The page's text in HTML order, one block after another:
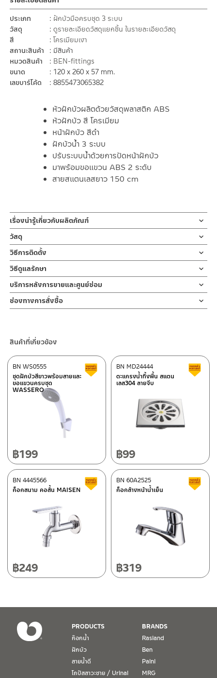
หัวฝักบัวผลิตด้วยวัสดุพลาสติก ABS
หัวฝักบัว สี โครเมียม
หน้าฝักบัว สีดำ
ฝักบัวน้ำ 3 ระบบ
ปรับระบบน้ำด้วยการปัดหน้าฝักบัว
มาพร้อมขอแขวน ABS 2 ระดับ
สายสแตนเลสยาว 150 cm
ประเภท
ฝักบัวมือครบชุด 3 ระบบ
วัสดุ
ดูรายละเอียดวัสดุแยกชิ้น ในรายละเอียดวัสดุ
สี
โครเมียมเงา
สถานะสินค้า
มีสินค้า
หมวดสินค้า
BEN-fittings
ขนาด
120 x 260 x 57 mm.
เลขบาร์โค้ด
8855473065382
เรื่องน่ารู้เกี่ยวกับผลิตภัณฑ์
ฝักบัวมือพร้อมสายและขอแขวน 3 ระบบ BN D413-D5225
สีโครเมียมทำให้ห้องน้ำสวยงาม ด้วยชุดฝักบัวมือพร้อมสายและขอแขวน
ทั้งชุดโครเมียม
หัวฝักบัวผลิตจาก ABS น้ำหนักเบา ใช้งานสะดวก ติดตั้งสะดวกโดยเจาะ
ผนัง
หัวฝักบัวออกแบบเป็น 3 ระบบ สายผลิตจากสแตนเลส ขนาดความยาว
150 ซม.
วัสดุ
ฝักบัวมือ
ผลิตจากพลาสติก ABS
สายฝักบัวขนาด 150 ซม.
ผลิตจากสแตนเลส
ขอแขวน
วิธีการติดตั้ง
ข้อแนะนำในการติดตั้ง
ฝักบัว และ ชุดสายฉีดชำระ
สำหรับการติดตั้งใหม่ ให้ไล่ฝุ่น เศษทราย เศษท่อ ออกจากท่อน้ำก่อนติด
ตั้งสินค้า โดยปล่อยน้ำให้ไหลออกจากท่อนาน 1 นาที
เพื่อให้แรงน้ำพัดพาเศษละอองต่างๆ ออกจากท่อน้ำ มิเช่นนั้นสิ่งสกปรก
วิธีดูแลรักษา
คำแนะนำในการดูแลรักษาผลิตภัณฑ์
1. ไม่ทำสินค้าให้เกิดความเสียหายอื่น ๆ นอกจากการใช้งานปกติ เช่นไม่
ทำตก ไม่งัดหรือโยกสินค้าแรงๆ
2. ทำความสะอาดสินค้าโดยการใช้ผ้านุ่มๆชุบน้ำหมาดๆแล้วเช็ดให้แห้ง
4. ห้ามใช้แปรง วัสดุแข็ง หยาบ ห้ามใช้ฝอยขัดทำความสะอาด ขัดหรือถู
บริการหลังการขายและศูนย์ซ่อม
ช่องทางออนไลน์
– Email: contact@charnpaiboon.com
ศูนย์บริการและอะไหล่ กรุงเทพฯ
662/61-62 ถนน พระราม3 แขวงบางโพงพาง เขตยานนาวา กรุงเทพฯ
โทร: 02-358-0080 / 080-075-8668 / 091-545-0556
ศูนย์บริการและอะไหล่ เชียงใหม่
โทร: 080-075-2626
วันจันทร์ – วันศุกร์ เวลา 8:30-17:30 น.
วันเสาร์ เวลา 8:30-15:00 น.
1. การรับประกัน จะต้องมีหลักฐานการซื้อ หรือ ใบเสร็จ โดยทางบริษัทฯ
ขอตรวจสอบโดยนับวันซื้อขายเป็นสำคัญ ทางบริษัทฯ ไม่สามารถให้
เงื่อนไขการรับประกันสินค้าได้ หากไม่มีเอกสารดังกล่าว
2. การรับประกันสินค้า จะรับประกันฉพาะสินค้าที่อยู่ในสภาพการใช้งาน
ช่องทางการสั่งซื้อ
–Shopee
–Lazada
–ซื้อสินค้าชิ้นนี้บน Shopee>> คลิกที่นี่<<
–ซื้อสินค้าชิ้นนี้บน Lazada คลิกที่นี่<<
ติดต่อพนักงานขาย / Contact Sales Staff
โทร: 02-285-5795
@charnpaiboon.sales
ติดต่อ ชาญไพบูลย์ / Contact Us
สินค้าที่เกี่ยวข้อง
ชุดฝักบัวสีขาวพร้อมสายและ
ขอแขวนครบชุด
WASSERO
BN WS0555 สินค้าลดราคา เคลียร์สต็อก
฿199
ตะแกรงน้ำทิ้งพื้น สแตน
เลส304 ลายจีบ
BN MD24444
฿99
ก็อกสนาม คอสั้น MAISEN
BN 4445566 สินค้าลดราคา เคลียร์สต็อก
฿249
ก็อกล้างหน้าน้ำเย็น
BN 60A2525
฿319
PRODUCTS
ก๊อกน้ำ
ฝักบัว
สายน้ำดี
โถปัสสาวะชาย / Urinal
BRANDS
Rasland
Ben
Paini
MRG